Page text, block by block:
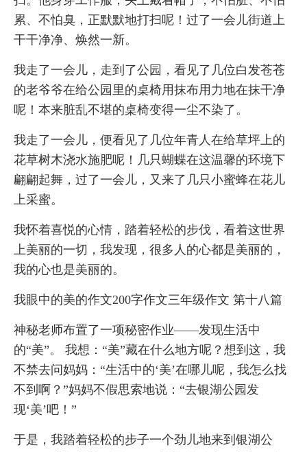
累、不怕臭，正默默地打扫呢！过了一会儿街道上
干干净净、焕然一新。
我走了一会儿，走到了公园，看见了几位白发苍苍
的老爷爷在给公园里的桌椅用抹布用力地在抹干净
呢！本来脏乱不堪的桌椅变得一尘不染了。
我走了一会儿，便看见了几位年青人在给草坪上的
花草树木浇水施肥呢！几只蝴蝶在这温馨的环境下
翩翩起舞，过了一会儿，又来了几只小蜜蜂在花儿
上采蜜。
我怀着喜悦的心情，踏着轻松的步伐，看着这世界
上美丽的一切，我发现，很多人的心都是美丽的，
我的心也是美丽的。
我眼中的美的作文200字作文三年级作文 第十八篇
神秘老师布置了一项秘密作业——发现生活中
的“美”。 我想：“美”藏在什么地方呢？想到这，我
不禁去问妈妈：“生活中的‘美’在哪儿呢，我怎么找
不到啊？”妈妈不假思索地说：“去银湖公园发
现‘美’吧！”
于是，我踏着轻松的步子一个劲儿地来到银湖公